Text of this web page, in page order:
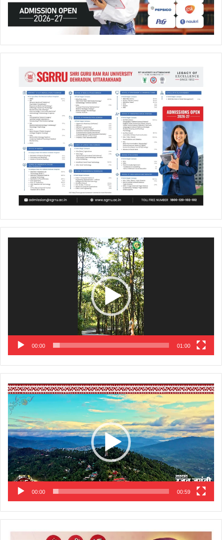
00:00 01:00
Video
Player
00:00 00:59